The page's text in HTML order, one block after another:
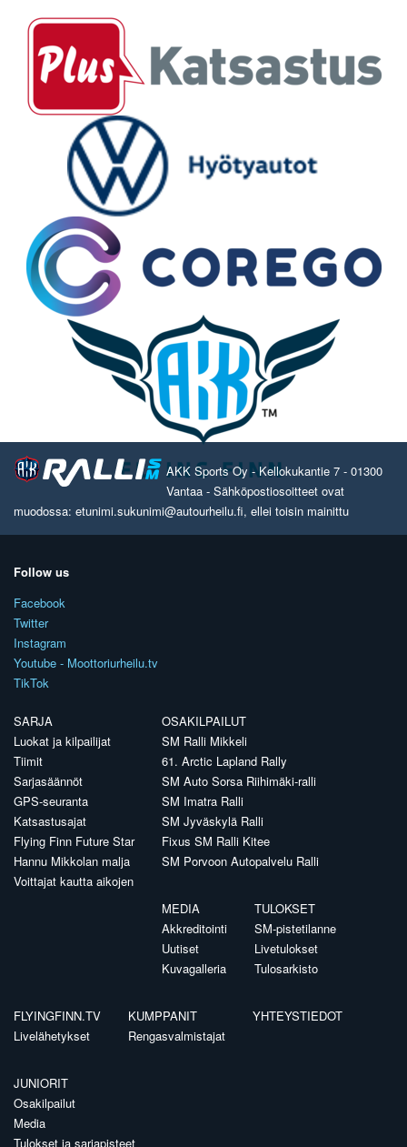
AKK Sports Oy - Kellokukantie 7 - 01300
Vantaa - Sähköpostiosoitteet ovat
muodossa: etunimi.sukunimi@autourheilu.fi, ellei toisin mainittu
Follow us
Facebook
Twitter
Instagram
Youtube - Moottoriurheilu.tv
TikTok
SARJA
Luokat ja kilpailijat
Tiimit
Sarjasäännöt
GPS-seuranta
Katsastusajat
Flying Finn Future Star
Hannu Mikkolan malja
Voittajat kautta aikojen
OSAKILPAILUT
SM Ralli Mikkeli
61. Arctic Lapland Rally
SM Auto Sorsa Riihimäki-ralli
SM Imatra Ralli
SM Jyväskylä Ralli
Fixus SM Ralli Kitee
SM Porvoon Autopalvelu Ralli
MEDIA
Akkreditointi
Uutiset
Kuvagalleria
TULOKSET
SM-pistetilanne
Livetulokset
Tulosarkisto
FLYINGFINN.TV
Livelähetykset
KUMPPANIT
Rengasvalmistajat
YHTEYSTIEDOT
JUNIORIT
Osakilpailut
Media
Tulokset ja sarjapisteet